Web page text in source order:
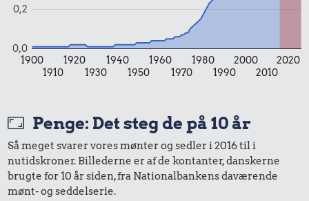
1900
1910
1920
1930
1940
1950
1960
1970
1980
1990
2000
2010
2020
0,0
0,2
Penge: Det steg de på 10 år
Så meget svarer vores mønter og sedler i 2016 til i
nutidskroner. Billederne er af de kontanter, danskerne
brugte for 10 år siden, fra Nationalbankens daværende
mønt- og seddelserie.